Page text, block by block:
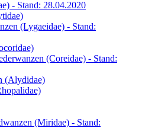
- Stand: 28.04.2020
(Lygaeidae) - Stand:
(Coreidae) - Stand:
(Alydidae)
(Miridae) - Stand: